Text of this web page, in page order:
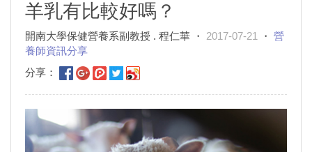
羊乳有比較好嗎？
開南大學保健營養系副教授 . 程仁華 ・ 2017-07-21 ・ 營
養師資訊分享
分享：